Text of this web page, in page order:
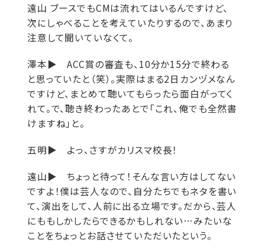
遠山 ブースでもCMは流れてはいるんですけど、
次にしゃべることを考えていたりするので、あまり
注意して聞いていなくて。
澤本▶ ACC賞の審査も、10分か15分で終わる
と思っていたと（笑）。実際はまる2日カンヅメなん
ですけど、まとめて聴いてもらったら面白がってく
れて。で、聴き終わったあとで「これ、俺でも全然書
けますね」と。
五明▶ よっ、さすがカリスマ校長！
遠山▶ ちょっと待って！そんな言い方はしてない
ですよ！僕は芸人なので、自分たちでもネタを書い
て、演出をして、人前に出る立場です。だから、芸人
にももしかしたらできるかもしれない…みたいな
ことをちょっとお話させていただいたという。